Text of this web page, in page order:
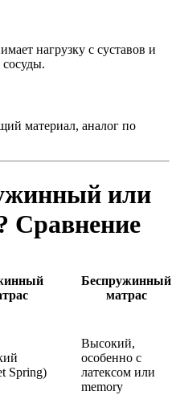
нагрузку с суставов и
материал, аналог по
или
Сравнение
Беспружинный
матрас
Spring)
Высокий,
особенно с
латексом или
memory